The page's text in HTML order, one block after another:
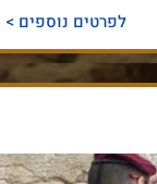
לפרטים נוספים >